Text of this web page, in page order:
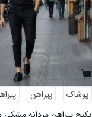
پوشاک
پیراهن